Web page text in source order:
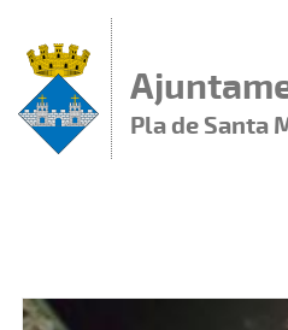
Pla de Santa